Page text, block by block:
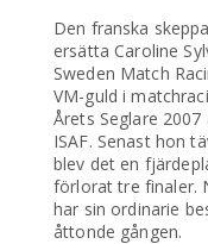
Den franska
ersätta Caroline
Sweden Match
VM-guld i
Årets Seglare
ISAF. Senast hon
blev det en
förlorat tre finaler.
har sin ordinarie
åttonde gången.